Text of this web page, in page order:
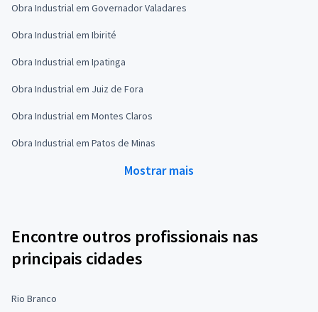
Obra Industrial em Governador Valadares
Obra Industrial em Ibirité
Obra Industrial em Ipatinga
Obra Industrial em Juiz de Fora
Obra Industrial em Montes Claros
Obra Industrial em Patos de Minas
Mostrar mais
Encontre outros profissionais nas
principais cidades
Rio Branco